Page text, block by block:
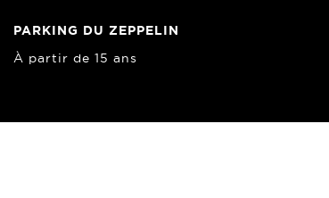
PARKING DU ZEPPELIN
À partir de 15 ans